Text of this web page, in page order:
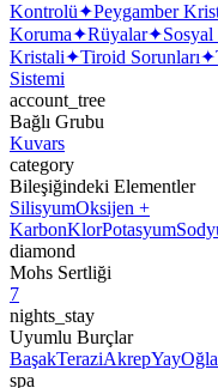
Kontrolü✦Peygamber
Koruma✦Rüyalar✦
Kristali✦Tiroid Sorunları✦
Sistemi
account_tree
Bağlı Grubu
Kuvars
category
Bileşiğindeki Elementler
SilisyumOksijen +
KarbonKlorPotasyum
diamond
Mohs Sertliği
7
nights_stay
Uyumlu Burçlar
BaşakTeraziAkrepYay
spa